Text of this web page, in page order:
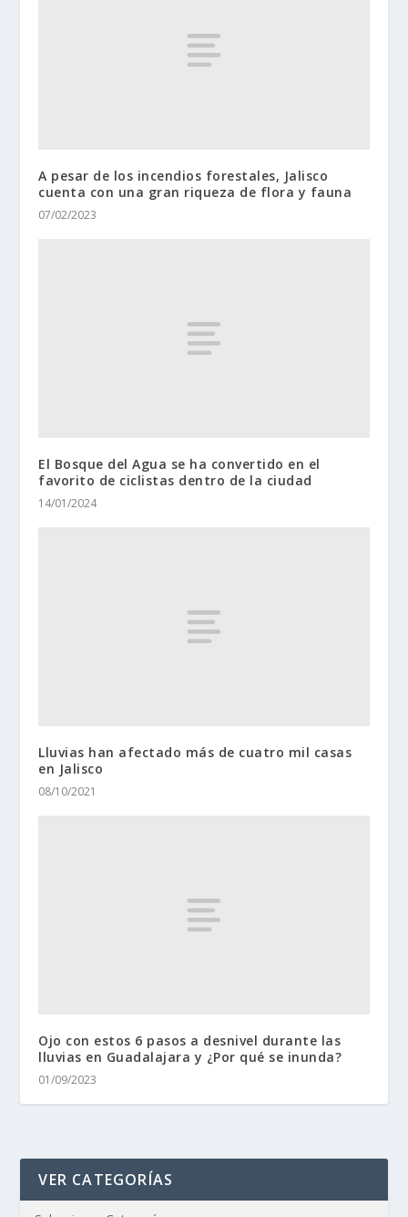
A pesar de los incendios forestales, Jalisco
cuenta con una gran riqueza de flora y fauna
07/02/2023
El Bosque del Agua se ha convertido en el
favorito de ciclistas dentro de la ciudad
14/01/2024
Lluvias han afectado más de cuatro mil casas
en Jalisco
08/10/2021
Ojo con estos 6 pasos a desnivel durante las
lluvias en Guadalajara y ¿Por qué se inunda?
01/09/2023
VER CATEGORÍAS